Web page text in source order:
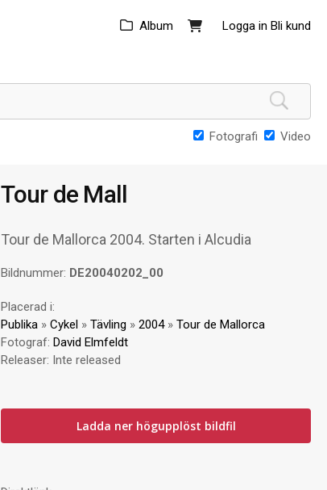
Logga in Bli kund
Album
Fotografi Video
Tour de Mall
Tour de Mallorca 2004. Starten i Alcudia
Bildnummer: DE20040202_00
Placerad i:
Publika »Cykel »Tävling »2004»Tour de Mallorca
Fotograf:David Elmfeldt
Releaser: Inte released
Ladda ner högupplöst bildfil